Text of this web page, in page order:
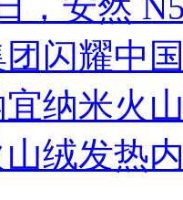
闪耀中
纳米火
绒发热